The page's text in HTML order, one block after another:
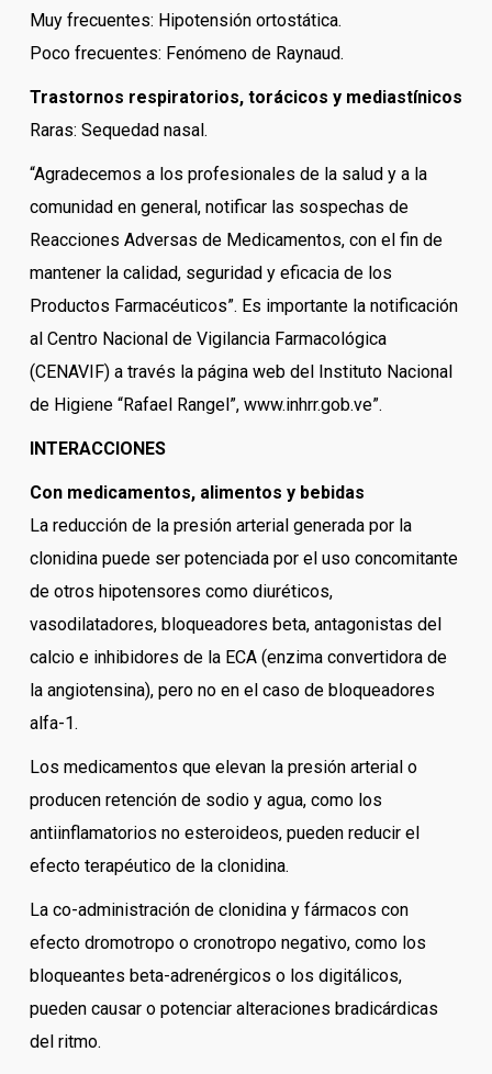
Muy frecuentes: Hipotensión ortostática.
Poco frecuentes: Fenómeno de Raynaud.
Trastornos respiratorios, torácicos y mediastínicos
Raras: Sequedad nasal.
“Agradecemos a los profesionales de la salud y a la
comunidad en general, notificar las sospechas de
Reacciones Adversas de Medicamentos, con el fin de
mantener la calidad, seguridad y eficacia de los
Productos Farmacéuticos”. Es importante la notificación
al Centro Nacional de Vigilancia Farmacológica
(CENAVIF) a través la página web del Instituto Nacional
de Higiene “Rafael Rangel”, www.inhrr.gob.ve”.
INTERACCIONES
Con medicamentos, alimentos y bebidas
La reducción de la presión arterial generada por la
clonidina puede ser potenciada por el uso concomitante
de otros hipotensores como diuréticos,
vasodilatadores, bloqueadores beta, antagonistas del
calcio e inhibidores de la ECA (enzima convertidora de
la angiotensina), pero no en el caso de bloqueadores
alfa-1.
Los medicamentos que elevan la presión arterial o
producen retención de sodio y agua, como los
antiinflamatorios no esteroideos, pueden reducir el
efecto terapéutico de la clonidina.
La co-administración de clonidina y fármacos con
efecto dromotropo o cronotropo negativo, como los
bloqueantes beta-adrenérgicos o los digitálicos,
pueden causar o potenciar alteraciones bradicárdicas
del ritmo.